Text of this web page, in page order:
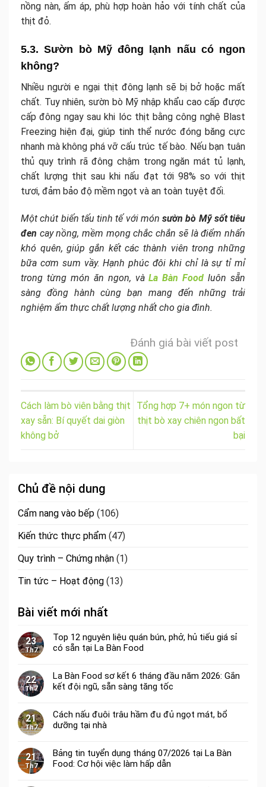
nồng nàn, ấm áp, phù hợp hoàn hảo với tính chất của
thịt đỏ.
5.3. Sườn bò Mỹ đông lạnh nấu có ngon
không?
Nhiều người e ngại thịt đông lạnh sẽ bị bở hoặc mất
chất. Tuy nhiên, sườn bò Mỹ nhập khẩu cao cấp được
cấp đông ngay sau khi lóc thịt bằng công nghệ Blast
Freezing hiện đại, giúp tinh thể nước đóng băng cực
nhanh mà không phá vỡ cấu trúc tế bào. Nếu bạn tuân
thủ quy trình rã đông chậm trong ngăn mát tủ lạnh,
chất lượng thịt sau khi nấu đạt tới 98% so với thịt
tươi, đảm bảo độ mềm ngọt và an toàn tuyệt đối.
Một chút biến tấu tinh tế với món sườn bò Mỹ sốt tiêu
đen cay nồng, mềm mọng chắc chắn sẽ là điểm nhấn
khó quên, giúp gắn kết các thành viên trong những
bữa cơm sum vầy. Hạnh phúc đôi khi chỉ là sự tỉ mỉ
trong từng món ăn ngon, vàLa Bàn Food luôn sẵn
sàng đồng hành cùng bạn mang đến những trải
nghiệm ẩm thực chất lượng nhất cho gia đình.
Đánh giá bài viết post
Cách làm bò viên bằng thịt
xay sẵn: Bí quyết dai giòn
không bở
Tổng hợp 7+ món ngon từ
thịt bò xay chiên ngon bất
bại
Chủ đề nội dung
Cẩm nang vào bếp (106)
Kiến thức thực phẩm (47)
Quy trình – Chứng nhận (1)
Tin tức – Hoạt động (13)
Bài viết mới nhất
23
Th7
Top 12 nguyên liệu quán bún, phở, hủ tiếu giá sỉ
có sẵn tại La Bàn Food
22
Th7
La Bàn Food sơ kết 6 tháng đầu năm 2026: Gắn
kết đội ngũ, sẵn sàng tăng tốc
21
Th7
Cách nấu đuôi trâu hầm đu đủ ngọt mát, bổ
dưỡng tại nhà
21
Th7
Bảng tin tuyển dụng tháng 07/2026 tại La Bàn
Food: Cơ hội việc làm hấp dẫn